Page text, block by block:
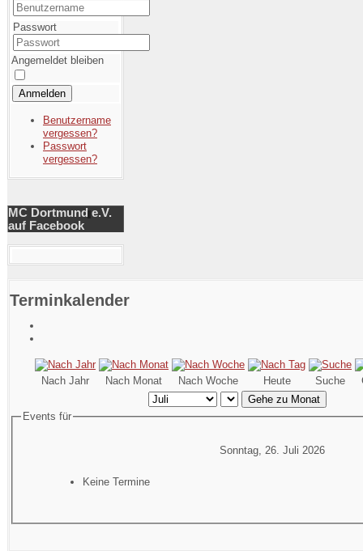
Passwort
Angemeldet bleiben
Anmelden
Benutzername
vergessen?
Passwort
vergessen?
MC Dortmund e.V.
auf Facebook
Terminkalender
Nach Jahr Nach Monat Nach Woche Heute Suche
Gehe zu Monat
Events für
Sonntag, 26. Juli 2026
Keine Termine